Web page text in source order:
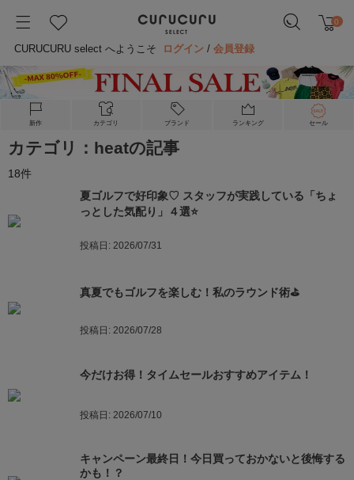
0
CURUCURU select へようこそ ログイン /会員登録
新作 カテゴリ ブランド ランキング セール
カテゴリ：heatの記事
18件
夏ゴルフで好印象♡ スタッフが実践している「ちょ
っとした気配り」４選⭐️
投稿日: 2026/07/31
真夏でもゴルフを楽しむ！私のラウンド術⛳️
投稿日: 2026/07/28
今だけお得！タイムセールおすすめアイテム！
投稿日: 2026/07/10
キャンペーン最終日！今日買っておかないと後悔する
かも！？